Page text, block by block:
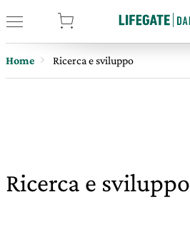
Home Ricerca e sviluppo
Ricerca e sviluppo